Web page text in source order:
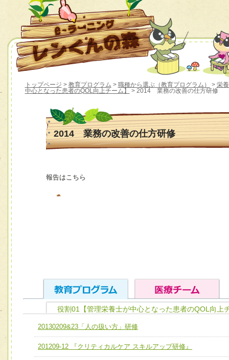
トップページ > 教育プログラム > 職種から選ぶ（教育プログラム） > 栄
中心となった患者のQOL向上チーム】
> 2014 業務の改善の仕方研修
2014 業務の改善の仕方研修
報告はこちら
ユニット１ 医療人としての基礎能力
全人的医療を実践する医療人として、必要な基礎能力を身
ける
チーム01【病院内横断的問題解決チーム】
チーム02【地域医療連携推進による高度医療を必要とする
役割01【管理栄養士が中心となった患者のQOL向上
20130209&23「人の扱い方」研修
201209-12 『クリティカルケア スキルアップ研修』